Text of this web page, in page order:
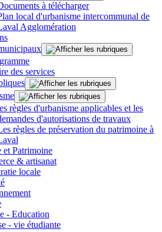
à télécharger
local d'urbanisme intercommunal de
Agglomération
des services
règles d'urbanisme applicables et les
d'autorisations de travaux
règles de préservation du patrimoine à
et Patrimoine
& artisanat
locale
- Education
- vie étudiante